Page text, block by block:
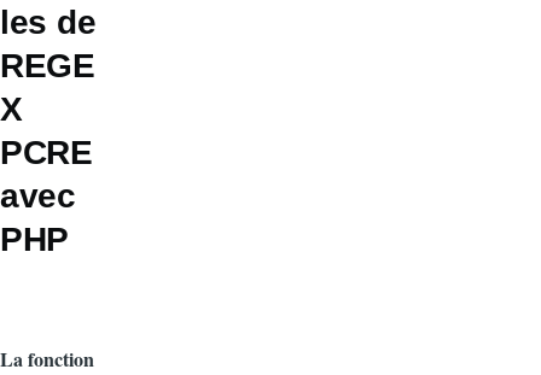
les de
REGE
X
PCRE
avec
PHP
La fonction